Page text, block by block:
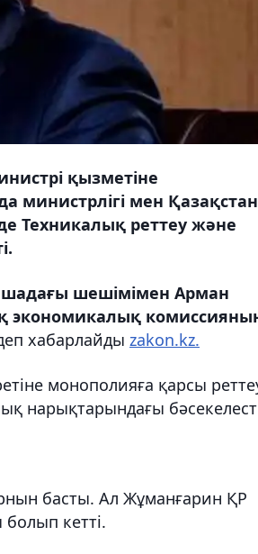
қызметіне
министрлігі мен Қазақстан
Техникалық реттеу және
шешімімен Арман
экономикалық
хабарлайды zakon.kz.
монополияға қарсы
нарықтарындағы
басты. Ал Жұманғарин ҚР
болып кетті.